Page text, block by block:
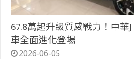
67.8萬起升級質感戰力！中華J
車全面進化登場
2026-06-05